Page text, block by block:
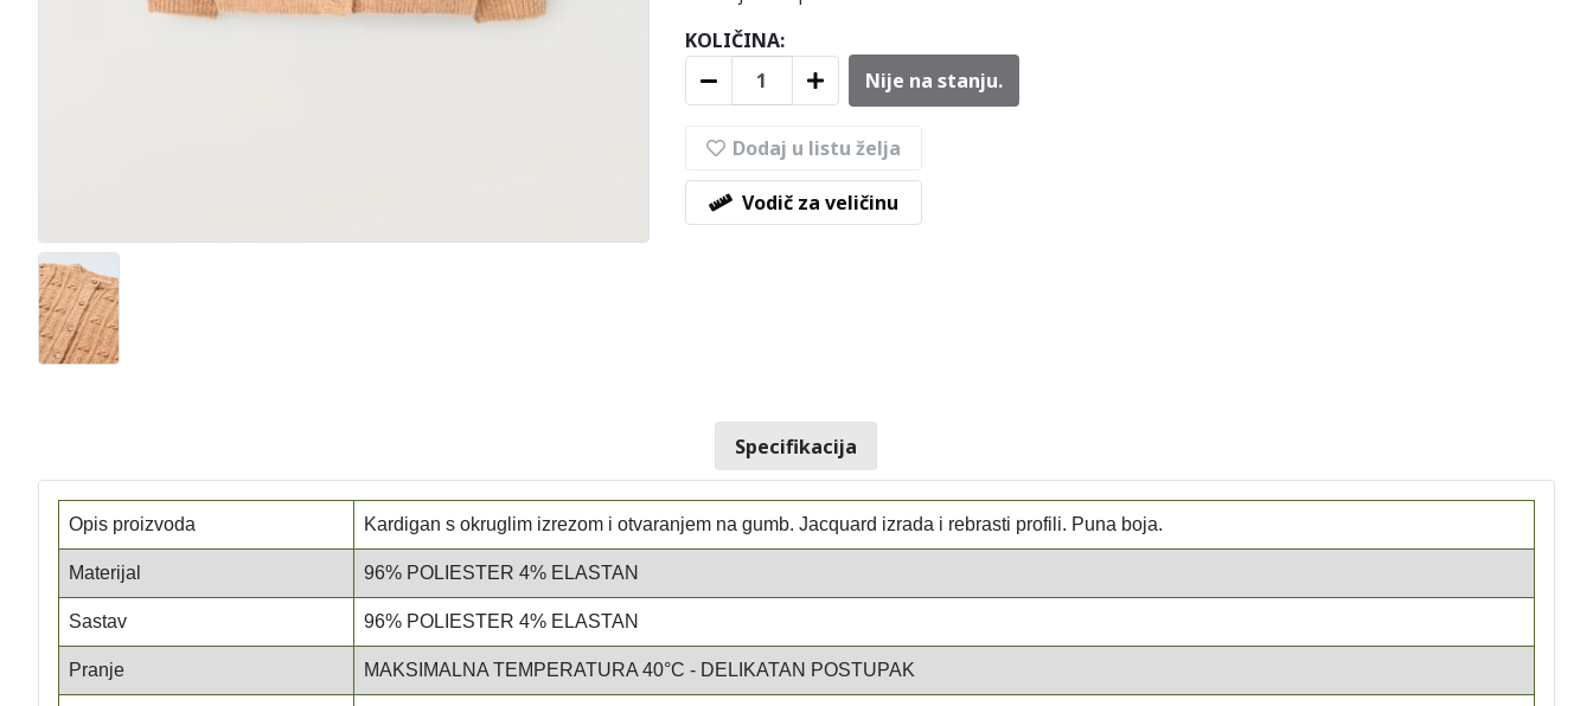
KOLIČINA:
Nije na stanju.
Dodaj u listu želja
Vodič za veličinu
Specifikacija
Opis proizvoda Kardigan s okruglim izrezom i otvaranjem na gumb. Jacquard izrada i rebrasti profili. Puna boja.
Materijal 96% POLIESTER 4% ELASTAN
Sastav 96% POLIESTER 4% ELASTAN
Pranje MAKSIMALNA TEMPERATURA 40°C - DELIKATAN POSTUPAK